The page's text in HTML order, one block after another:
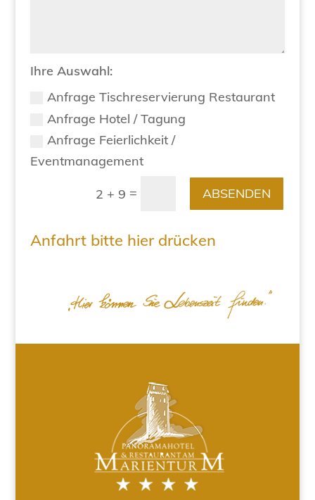
Ihre Auswahl:
Anfrage Tischreservierung Restaurant
Anfrage Hotel / Tagung
Anfrage Feierlichkeit /
Eventmanagement
2 + 9 = ABSENDEN
Anfahrt bitte hier drücken